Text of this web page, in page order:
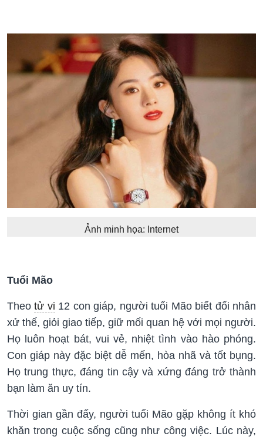
Ảnh minh họa: Internet
Tuổi Mão
Theotử vi 12 con giáp, người tuổi Mão biết đối nhân
xử thế, giỏi giao tiếp, giữ mối quan hệ với mọi người.
Họ luôn hoạt bát, vui vẻ, nhiệt tình vào hào phóng.
Con giáp này đặc biệt dễ mến, hòa nhã và tốt bụng.
Họ trung thực, đáng tin cậy và xứng đáng trở thành
bạn làm ăn uy tín.
Thời gian gần đấy, người tuổi Mão gặp không ít khó
khăn trong cuộc sống cũng như công việc. Lúc này,